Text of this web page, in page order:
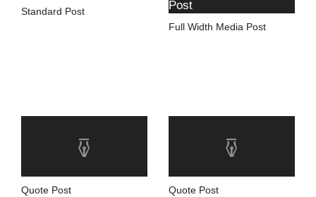
Standard Post
Full Width Media Post
Quote Post Quote Post